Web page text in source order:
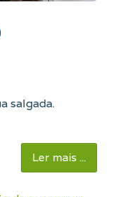
salgada.
Ler mais ...